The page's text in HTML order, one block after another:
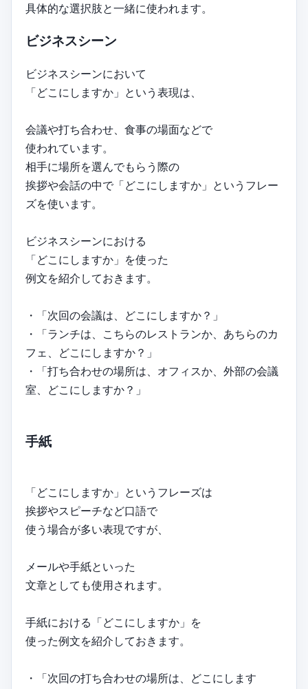
具体的な選択肢と一緒に使われます。
ビジネスシーン
ビジネスシーンにおいて
「どこにしますか」という表現は、
会議や打ち合わせ、食事の場面などで
使われています。
相手に場所を選んでもらう際の
挨拶や会話の中で「どこにしますか」というフレー
ズを使います。
ビジネスシーンにおける
「どこにしますか」を使った
例文を紹介しておきます。
・「次回の会議は、どこにしますか？」
・「ランチは、こちらのレストランか、あちらのカ
フェ、どこにしますか？」
・「打ち合わせの場所は、オフィスか、外部の会議
室、どこにしますか？」
手紙
「どこにしますか」というフレーズは
挨拶やスピーチなど口語で
使う場合が多い表現ですが、
メールや手紙といった
文章としても使用されます。
手紙における「どこにしますか」を
使った例文を紹介しておきます。
・「次回の打ち合わせの場所は、どこにします